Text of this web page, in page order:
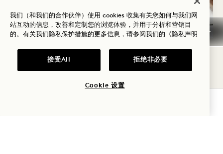
我们（和我们的合作伙伴）使用 cookies 收集有关您如何与我们网
站互动的信息，改善和定制您的浏览体验，并用于分析和营销目
的。有关我们隐私保护措施的更多信息，请参阅我们的 《隐私声明
接受All 拒绝非必要
Cookie 设置